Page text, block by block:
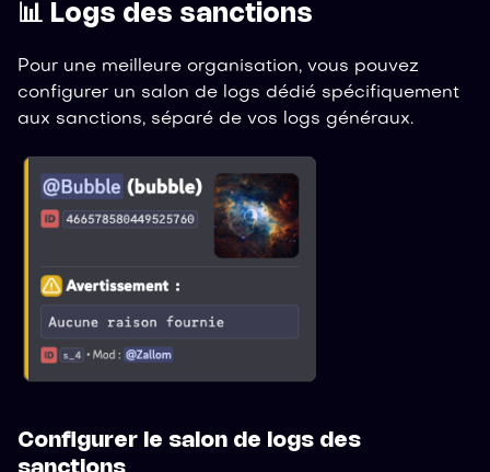
📊 Logs des sanctions
Pour une meilleure organisation, vous pouvez
configurer un salon de logs dédié spécifiquement
aux sanctions, séparé de vos logs généraux.
Configurer le salon de logs des